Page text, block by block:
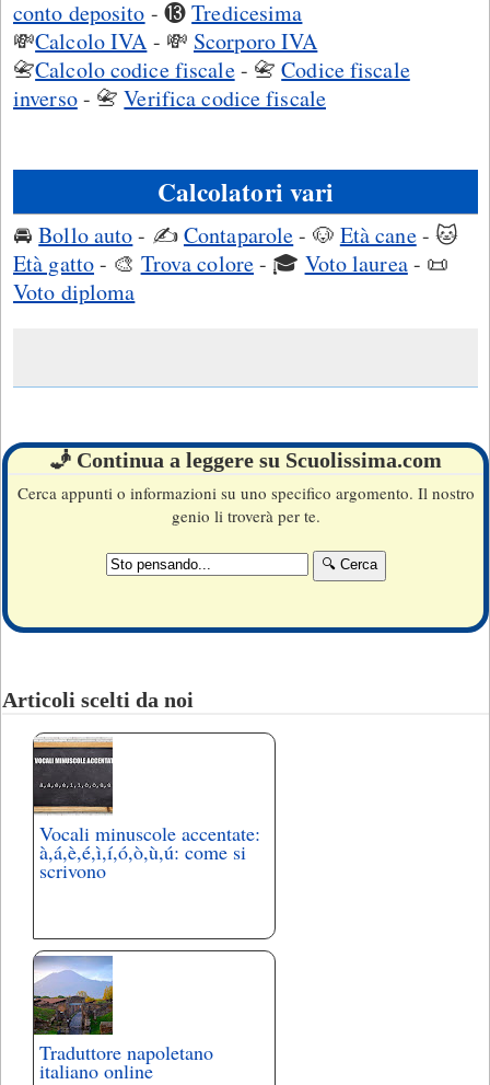
conto deposito - ⓭Tredicesima
💸Calcolo IVA - 💸 Scorporo IVA
📇Calcolo codice fiscale- 📇Codice fiscale
inverso- 📇Verifica codice fiscale
Calcolatori vari
🚘Bollo auto- ✍Contaparole- 🐶 Età cane- 🐱
Età gatto- 🎨 Trova colore- 🎓 Voto laurea- 󠄫📜
Voto diploma
🧞 Continua a leggere su Scuolissima.com
Cerca appunti o informazioni su uno specifico argomento. Il nostro
genio li troverà per te.
Articoli scelti da noi
Vocali minuscole accentate:
à,á,è,é,ì,í,ó,ò,ù,ú: come si
scrivono
Traduttore napoletano
italiano online